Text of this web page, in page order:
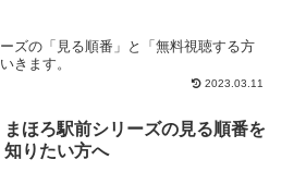
ズの「見る順番」と「無料視聴する方
きます。
2023.03.11
まほろ駅前シリーズの見る順番を
知りたい方へ